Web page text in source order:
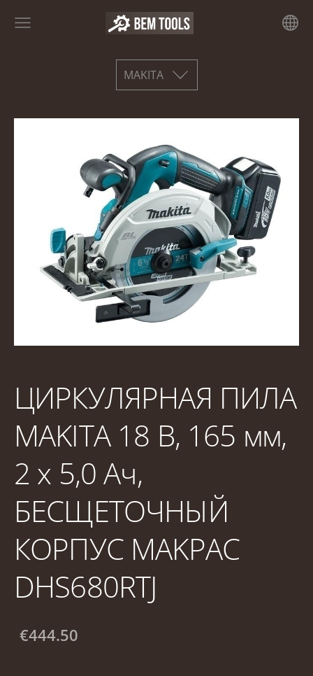
MAKITA
ЦИРКУЛЯРНАЯ ПИЛА
MAKITA 18 В, 165 мм,
2 x 5,0 Ач,
БЕСЩЕТОЧНЫЙ
КОРПУС MAKPAC
DHS680RTJ
€444.50